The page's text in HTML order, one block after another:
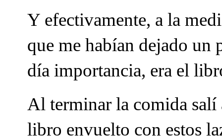
Y efectivamente, a la
que me habían dejado un
día importancia, era el
Al terminar la comida salí
libro envuelto con estos